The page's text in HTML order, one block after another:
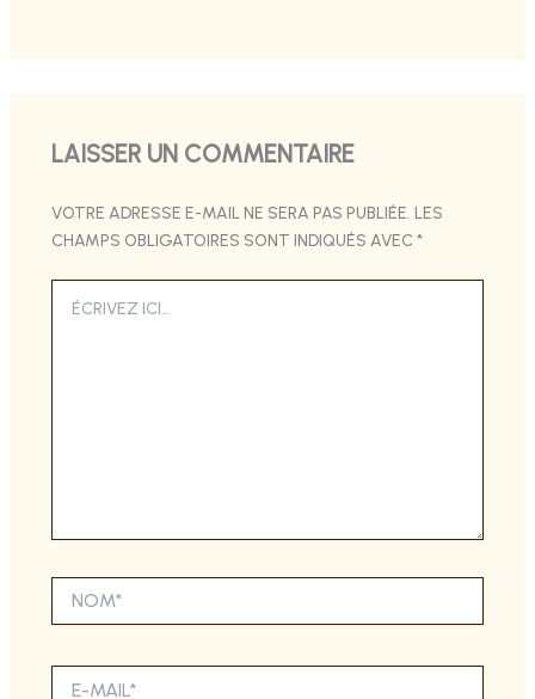
LAISSER UN COMMENTAIRE
VOTRE ADRESSE E-MAIL NE SERA PAS PUBLIÉE. LES
CHAMPS OBLIGATOIRES SONT INDIQUÉS AVEC *
ICI…